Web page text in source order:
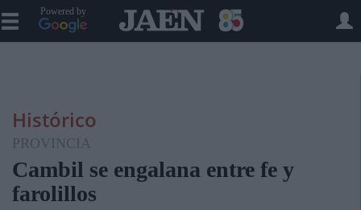
Powered by
Histórico
PROVINCIA
Cambil se engalana entre fe y
farolillos